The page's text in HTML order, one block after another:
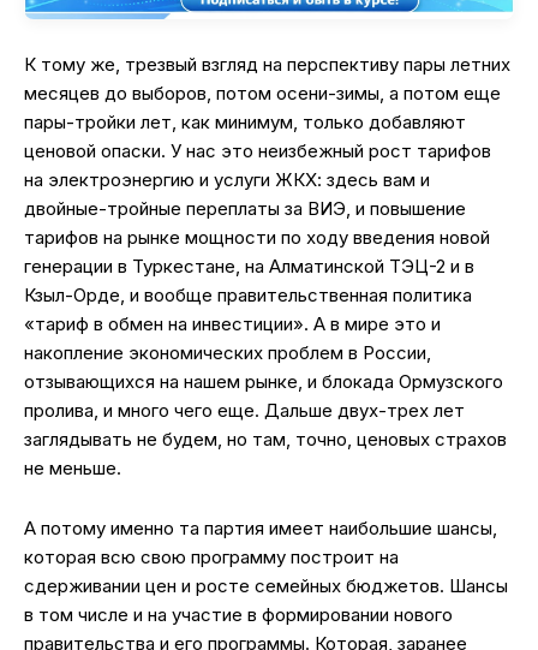
К тому же, трезвый взгляд на перспективу пары летних
месяцев до выборов, потом осени-зимы, а потом еще
пары-тройки лет, как минимум, только добавляют
ценовой опаски. У нас это неизбежный рост тарифов
на электроэнергию и услуги ЖКХ: здесь вам и
двойные-тройные переплаты за ВИЭ, и повышение
тарифов на рынке мощности по ходу введения новой
генерации в Туркестане, на Алматинской ТЭЦ-2 и в
Кзыл-Орде, и вообще правительственная политика
«тариф в обмен на инвестиции». А в мире это и
накопление экономических проблем в России,
отзывающихся на нашем рынке, и блокада Ормузского
пролива, и много чего еще. Дальше двух-трех лет
заглядывать не будем, но там, точно, ценовых страхов
не меньше.
А потому именно та партия имеет наибольшие шансы,
которая всю свою программу построит на
сдерживании цен и росте семейных бюджетов. Шансы
в том числе и на участие в формировании нового
правительства и его программы. Которая, заранее